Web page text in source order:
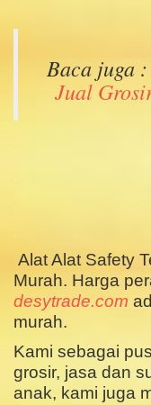
Baca juga :
Jual
.
Alat Alat Safety
Murah. Harga
desytrade.com
murah.
Kami sebagai
grosir, jasa dan
anak, kami juga